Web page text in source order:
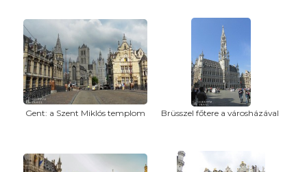
Gent: a Szent Miklós templom Brüsszel főtere a városházával